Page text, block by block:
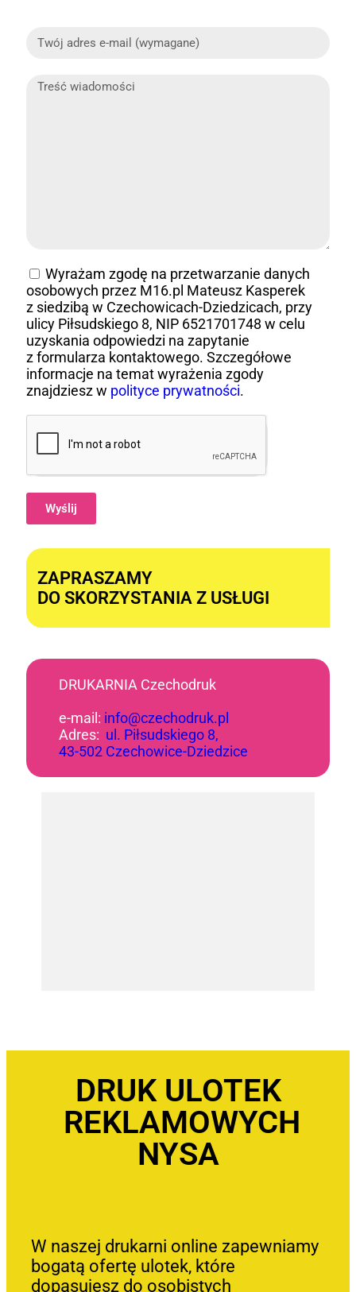
Wyrażam zgodę na przetwarzanie danych
osobowych przez M16.pl Mateusz Kasperek
z siedzibą w Czechowicach-Dziedzicach, przy
ulicy Piłsudskiego 8, NIP 6521701748 w celu
uzyskania odpowiedzi na zapytanie
z formularza kontaktowego. Szczegółowe
informacje na temat wyrażenia zgody
znajdziesz w polityce prywatności.
Wyślij
ZAPRASZAMY
DO SKORZYSTANIA Z USŁUGI
DRUKARNIA Czechodruk
e-mail: info@czechodruk.pl
Adres: ul. Piłsudskiego 8,
43-502 Czechowice-Dziedzice
DRUK ULOTEK
REKLAMOWYCH
NYSA
W naszej drukarni online zapewniamy
bogatą ofertę ulotek, które
dopasujesz do osobistych